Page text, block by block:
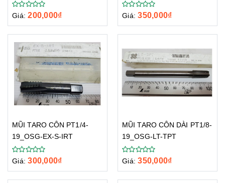
Giá: 200,000₫ Giá: 350,000₫
MŨI TARO CÔN PT1/4-
19_OSG-EX-S-IRT
Giá: 300,000₫
MŨI TARO CÔN DÀI PT1/8-
19_OSG-LT-TPT
Giá: 350,000₫